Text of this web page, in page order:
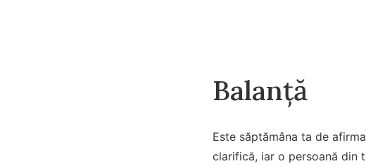
Balanță
Este săptămâna ta de
clarifică, iar o persoană din